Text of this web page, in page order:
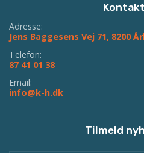
Adresse:
Jens Baggesens Vej 71, 8200
Telefon:
87 41 01 38
Email:
info@k-h.dk
Tilmeld